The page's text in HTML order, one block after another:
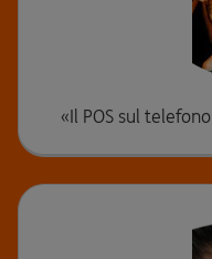
«Il POS sul